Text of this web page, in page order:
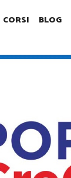
CORSI BLOG